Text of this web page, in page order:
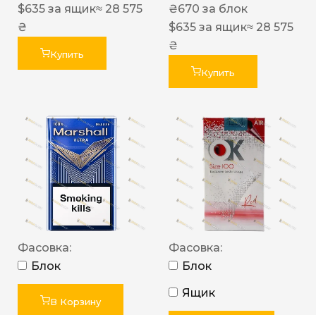
$635 за ящик≈ 28 575
₴
Купить
₴670 за блок
$635 за ящик≈ 28 575
₴
Купить
Фасовка:
Блок
В Корзину
Фасовка:
Блок
Ящик